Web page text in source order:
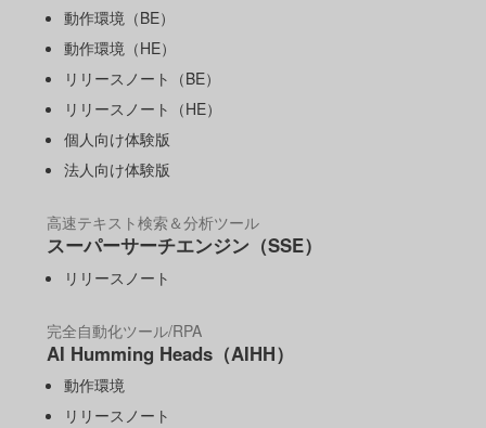
動作環境（BE）
動作環境（HE）
リリースノート（BE）
リリースノート（HE）
個人向け体験版
法人向け体験版
高速テキスト検索＆分析ツール
スーパーサーチエンジン（SSE）
リリースノート
完全自動化ツール/RPA
AI Humming Heads（AIHH）
動作環境
リリースノート